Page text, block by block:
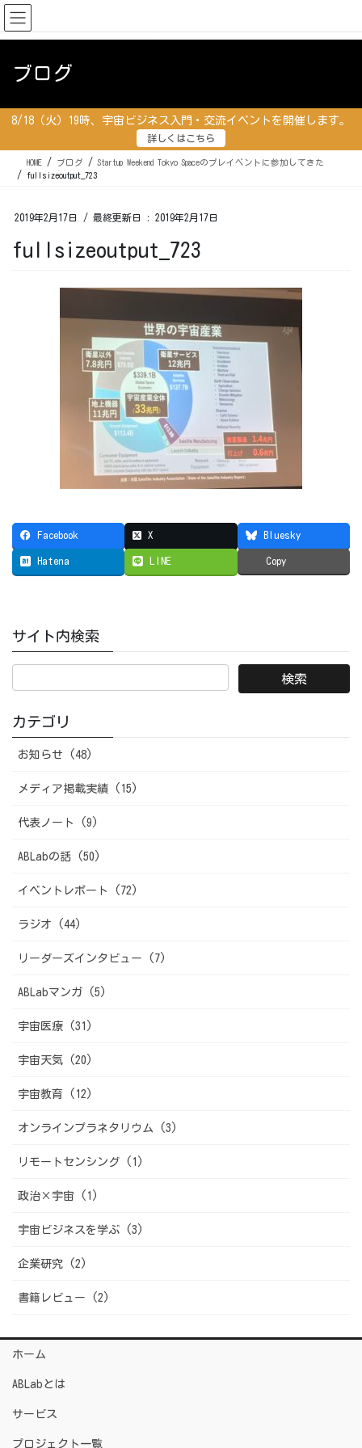
コ
ン
テ
移
ナ
ビ
ゲ
ン
ブログ
8/18（火）19時、宇宙ビジネス入門・交流イベントを開催します。
詳しくはこちら
HOME ブログ
Startup Weekend Tokyo Spaceのプレイベントに参加してきた
fullsizeoutput_723
2019年2月17日 / 最終更新日 : 2019年2月17日
fullsizeoutput_723
Facebook X Bluesky
Hatena LINE Copy
サイト内検索
カテゴリ
お知らせ (48)
メディア掲載実績 (15)
代表ノート (9)
ABLabの話 (50)
イベントレポート (72)
ラジオ (44)
リーダーズインタビュー (7)
ABLabマンガ (5)
宇宙医療 (31)
宇宙天気 (20)
宇宙教育 (12)
オンラインプラネタリウム (3)
リモートセンシング (1)
政治×宇宙 (1)
宇宙ビジネスを学ぶ (3)
企業研究 (2)
書籍レビュー (2)
ホーム
ABLabとは
サービス
プロジェクト一覧